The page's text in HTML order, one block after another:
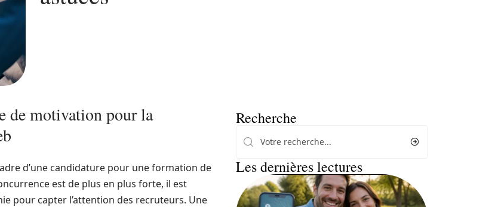
de motivation pour la
d’une candidature pour une formation de
est de plus en plus forte, il est
pour capter l’attention des recruteurs. Une
Recherche
Les dernières lectures